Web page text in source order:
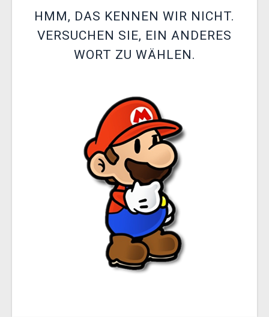
XZONE CLUB
HMM, DAS KENNEN WIR NICHT.
VERSUCHEN SIE, EIN ANDERES
WORT ZU WÄHLEN.